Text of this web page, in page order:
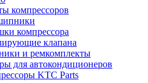
компрессоров
компрессора
клапана
и ремкомплекты
для автокондиционеров
KTC Parts